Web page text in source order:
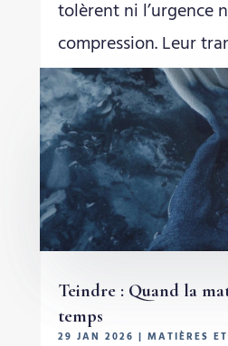
tolèrent ni l’urgence
compression. Leur
Teindre : Quand la
temps
29 JAN 2026 | MATIÈRES